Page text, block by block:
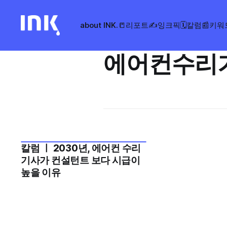
about INK.📒리포트✍️잉크픽🗓️칼럼📰키워
에어컨수리
2025년 11월 3주
칼럼 ㅣ 2030년, 에어컨 수리
기사가 컨설턴트 보다 시급이
높을 이유